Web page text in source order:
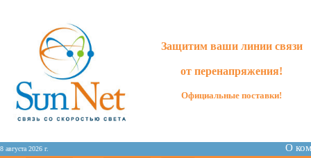
Защитим ваши линии связи
от перенапряжения!
Официальные поставки!
8 августа 2026 г. О